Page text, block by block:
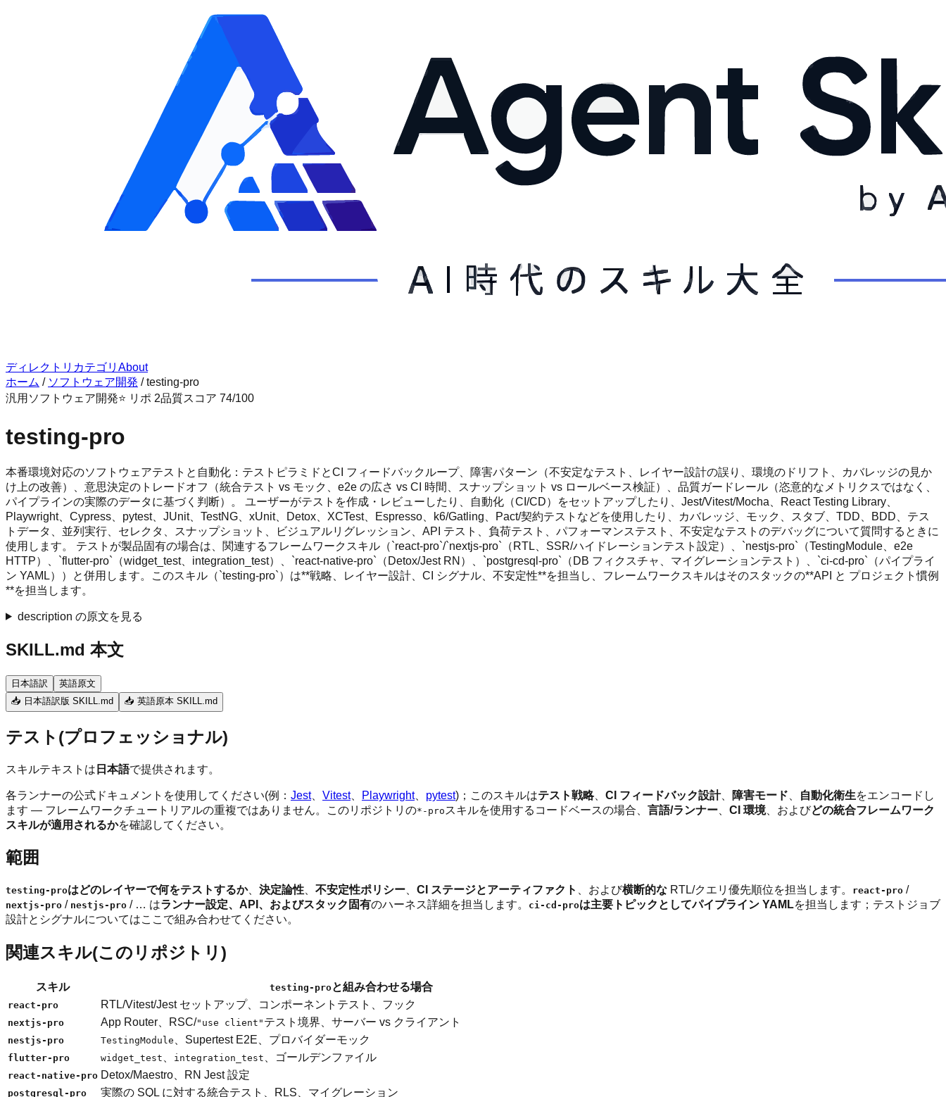
ディレクトリ カテゴリ About
ホーム / ソフトウェア開発 /testing-pro
汎用 ソフトウェア開発⭐ リポ 2品質スコア 74/100
testing-pro
本番環境対応のソフトウェアテストと自動化：テストピラミドとCI フィードバックループ、障害パターン（不安定なテスト、レイヤー設計の誤り、環境のドリフト、カバレッジの見か
け上の改善）、意思決定のトレードオフ（統合テスト vs モック、e2e の広さ vs CI 時間、スナップショット vs ロールベース検証）、品質ガードレール（恣意的なメトリクスではなく、
パイプラインの実際のデータに基づく判断）。 ユーザーがテストを作成・レビューしたり、自動化（CI/CD）をセットアップしたり、Jest/Vitest/Mocha、React Testing Library、
Playwright、Cypress、pytest、JUnit、TestNG、xUnit、Detox、XCTest、Espresso、k6/Gatling、Pact/契約テストなどを使用したり、カバレッジ、モック、スタブ、TDD、BDD、テス
トデータ、並列実行、セレクタ、スナップショット、ビジュアルリグレッション、API テスト、負荷テスト、パフォーマンステスト、不安定なテストのデバッグについて質問するときに
使用します。 テストが製品固有の場合は、関連するフレームワークスキル（`react-pro`/`nextjs-pro`（RTL、SSR/ハイドレーションテスト設定）、`nestjs-pro`（TestingModule、e2e
HTTP）、`flutter-pro`（widget_test、integration_test）、`react-native-pro`（Detox/Jest RN）、`postgresql-pro`（DB フィクスチャ、マイグレーションテスト）、`ci-cd-pro`（パイプライ
ン YAML））と併用します。このスキル（`testing-pro`）は**戦略、レイヤー設計、CI シグナル、不安定性**を担当し、フレームワークスキルはそのスタックの**API と プロジェクト慣例
**を担当します。
description の原文を見る
SKILL.md 本文
日本語訳
英語原文
📥 日本語訳版 SKILL.md
📥 英語原本 SKILL.md
テスト(プロフェッショナル)
スキルテキストは 日本語で提供されます。
各ランナーの公式ドキュメントを使用してください(例： Jest、 Vitest、 Playwright、 pytest)；このスキルはテスト戦略、 CI フィードバック設計、 障害モード 自動化衛生をエンコードし
ます — フレームワークチュートリアルの重複ではありません。このリポジトリの*-pro スキルを使用するコードベースの場合、 言語/ランナー CI 環境、およびどの統合フレームワーク
スキルが適用されるかを確認してください。
範囲
testing-proはどのレイヤーで何をテストするか、 決定論性 不安定性ポリシー CI ステージとアーティファクト 、および横断的な RTL/クエリ優先順位を担当します。 react-pro /
nextjs-pro / nestjs-pro / … はランナー設定、API、およびスタック固有のハーネス詳細を担当します。 ci-cd-proは主要トピックとしてパイプライン YAMLを担当します；テストジョブ
設計とシグナルについてはここで組み合わせてください。
関連スキル(このリポジトリ)
スキル testing-proと組み合わせる場合
react-pro RTL/Vitest/Jest セットアップ、コンポーネントテスト、フック
nextjs-pro App Router、RSC/"use client" テスト境界、サーバー vs クライアント
nestjs-pro TestingModule 、Supertest E2E、プロバイダーモック
flutter-pro widget_test integration_test 、ゴールデンファイル
react-native-pro Detox/Maestro、RN Jest 設定
postgresql-pro 実際の SQL に対する統合テスト、RLS、マイグレーション